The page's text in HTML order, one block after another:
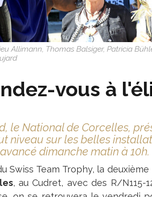
Allimann, Thomas Balsiger, Patricia
vous à
le National de Corcelles,
niveau sur les belles
dimanche matin à 10h.
Swiss Team Trophy, la
, au Cudret, avec des R/N115-